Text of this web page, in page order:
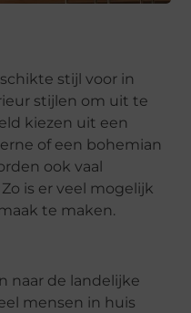
stijl voor in
stijlen om uit te
kiezen uit een
of een bohemian
ook vaal
is er veel mogelijk
te maken.
naar de landelijke
mensen in huis